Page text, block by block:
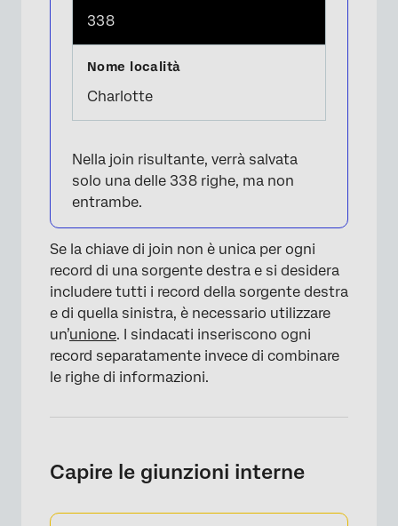
338
Charlotte
Nella join risultante, verrà salvata
solo una delle 338 righe, ma non
entrambe.
Se la chiave di join non è unica per ogni
record di una sorgente destra e si desidera
includere tutti i record della sorgente destra
e di quella sinistra, è necessario utilizzare
un’unione. I sindacati inseriscono ogni
record separatamente invece di combinare
le righe di informazioni.
Capire le giunzioni interne